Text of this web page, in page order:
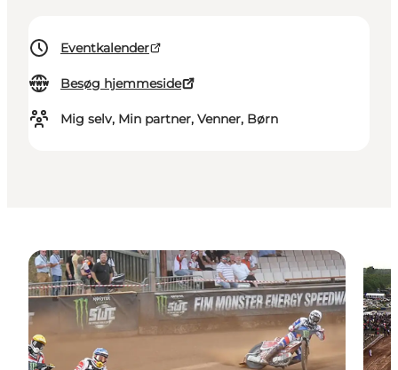
Eventkalender
Besøg hjemmeside
Mig selv, Min partner, Venner, Børn